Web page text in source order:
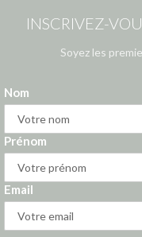
INSCRIVEZ-
Soyez les
Nom
Prénom
Email